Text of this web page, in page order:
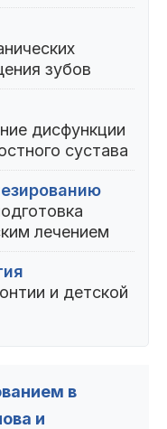
зубов
дисфункции
сустава
лечением
и детской
в
и